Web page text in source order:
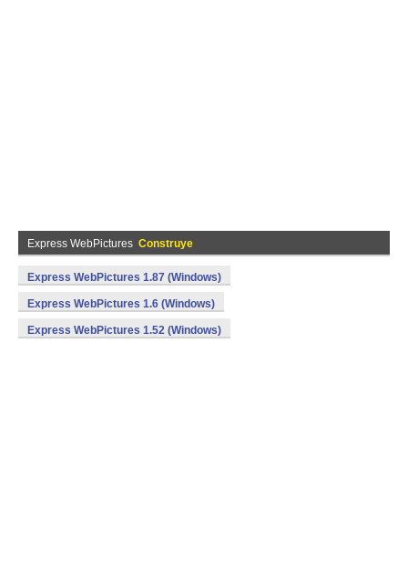
Express WebPictures Construye
Express WebPictures 1.87 (Windows)
Express WebPictures 1.6 (Windows)
Express WebPictures 1.52 (Windows)